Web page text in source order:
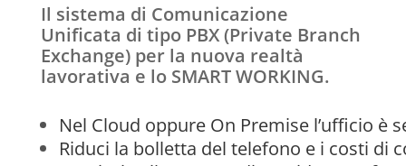
Il sistema di Comunicazione
Unificata di tipo PBX (Private Branch
Exchange) per la nuova realtà
lavorativa e lo SMART WORKING.
Nel Cloud oppure On Premise l’ufficio è
Riduci la bolletta del telefono e i costi di